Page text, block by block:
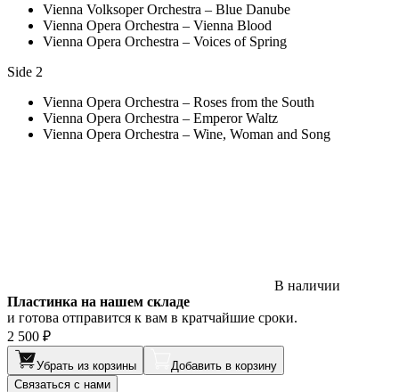
Vienna Volksoper Orchestra – Blue Danube
Vienna Opera Orchestra – Vienna Blood
Vienna Opera Orchestra – Voices of Spring
Side 2
Vienna Opera Orchestra – Roses from the South
Vienna Opera Orchestra – Emperor Waltz
Vienna Opera Orchestra – Wine, Woman and Song
В наличии
Пластинка на нашем складе
и готова отправится к вам в кратчайшие сроки.
2 500 ₽
Убрать из корзины
Добавить в корзину
Связаться с нами